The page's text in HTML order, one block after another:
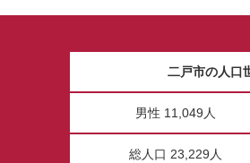
二戸市の人口
男性 11,049人
総人口 23,229人